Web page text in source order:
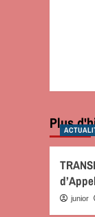
Plus
junior